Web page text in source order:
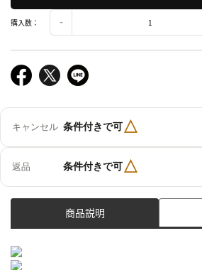
購入数：
キャンセル 条件付きで可△
返品 条件付きで可△
商品説明